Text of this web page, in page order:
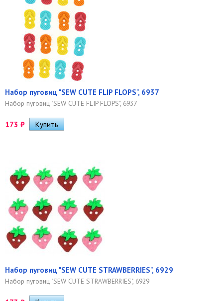
Набор пуговиц "SEW CUTE FLIP FLOPS", 6937
Набор пуговиц "SEW CUTE FLIP FLOPS", 6937
173 ₽
Набор пуговиц "SEW CUTE STRAWBERRIES", 6929
Набор пуговиц "SEW CUTE STRAWBERRIES", 6929